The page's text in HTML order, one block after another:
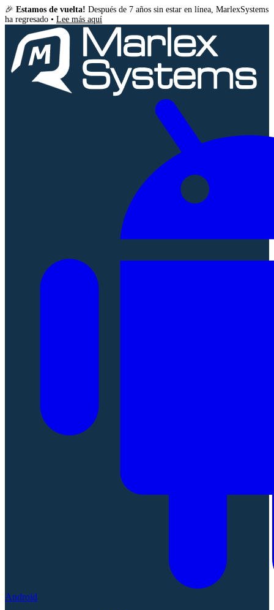
🎉 Estamos de vuelta! Después de 7 años sin estar en línea, MarlexSystems
ha regresado • Lee más aquí
Android